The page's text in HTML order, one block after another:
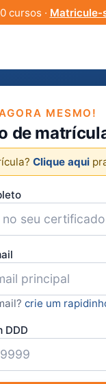
cursos · Matricule-
MESMO!
de
Clique aqui
crie um
DDD